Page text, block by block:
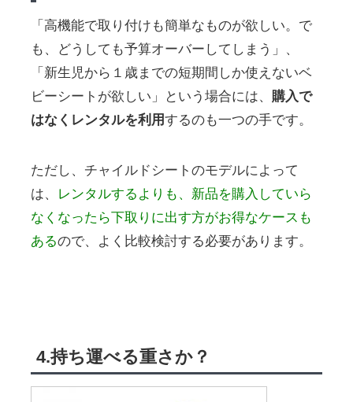
「高機能で取り付けも簡単なものが欲しい。で
も、どうしても予算オーバーしてしまう」、
「新生児から１歳までの短期間しか使えないベ
ビーシートが欲しい」という場合には、 購入で
はなくレンタルを利用するのも一つの手です。
ただし、チャイルドシートのモデルによって
は、
レンタルするよりも、新品を購入していら
なくなったら下取りに出す方がお得なケースも
あるので、よく比較検討する必要があります。
4.持ち運べる重さか？